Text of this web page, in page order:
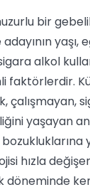
bir
yaşı,
alkol
faktörlerdir.
çalışmayan,
yaşayan
hızla
döneminde